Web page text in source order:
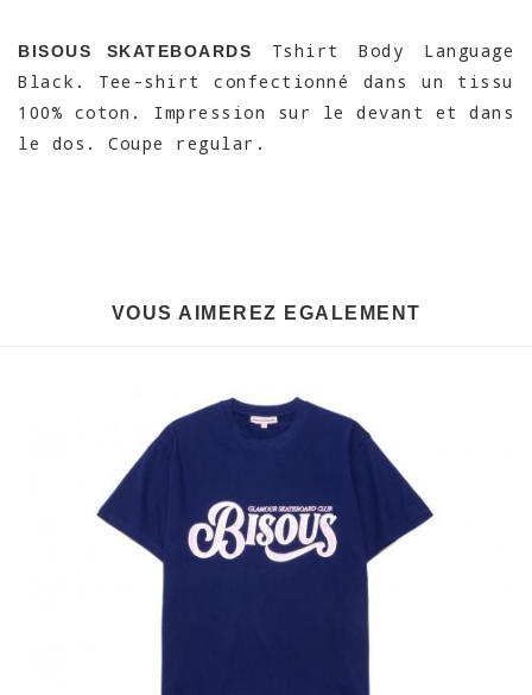
BISOUS SKATEBOARDS
Tshirt Body Language
Black. Tee-shirt confectionné dans un tissu
100% coton. Impression sur le devant et dans
le dos. Coupe regular.
VOUS AIMEREZ EGALEMENT